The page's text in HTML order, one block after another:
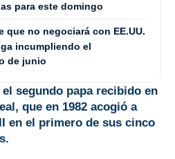
para este domingo
que no negociará con EE.UU.
incumpliendo el
de junio
el segundo papa recibido en
que en 1982 acogió a
en el primero de sus cinco